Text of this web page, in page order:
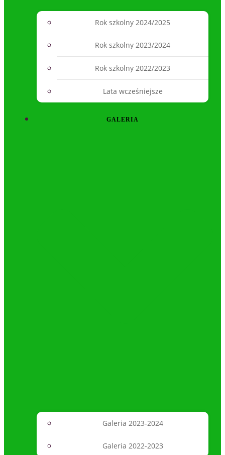
Rok szkolny 2024/2025
Rok szkolny 2023/2024
Rok szkolny 2022/2023
Lata wcześniejsze
GALERIA
Galeria 2023-2024
Galeria 2022-2023